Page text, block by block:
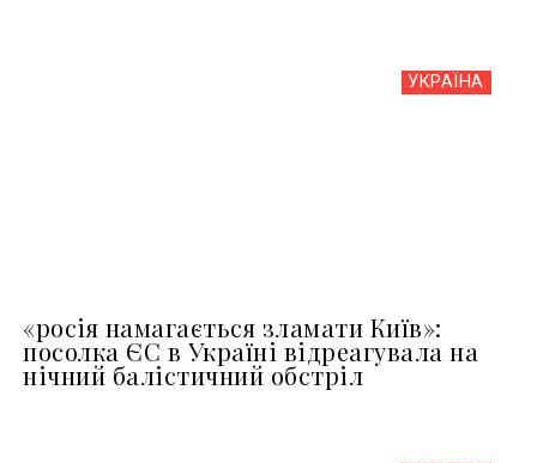
УКРАЇНА
«росія намагається зламати Київ»:
посолка ЄС в Україні відреагувала на
нічний балістичний обстріл